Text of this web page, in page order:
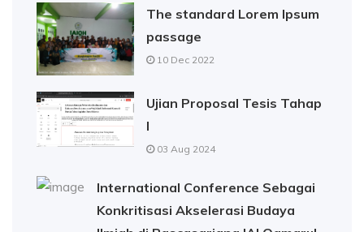
The standard Lorem Ipsum
passage
10 Dec 2022
Ujian Proposal Tesis Tahap
I
03 Aug 2024
International Conference Sebagai
Konkritisasi Akselerasi Budaya